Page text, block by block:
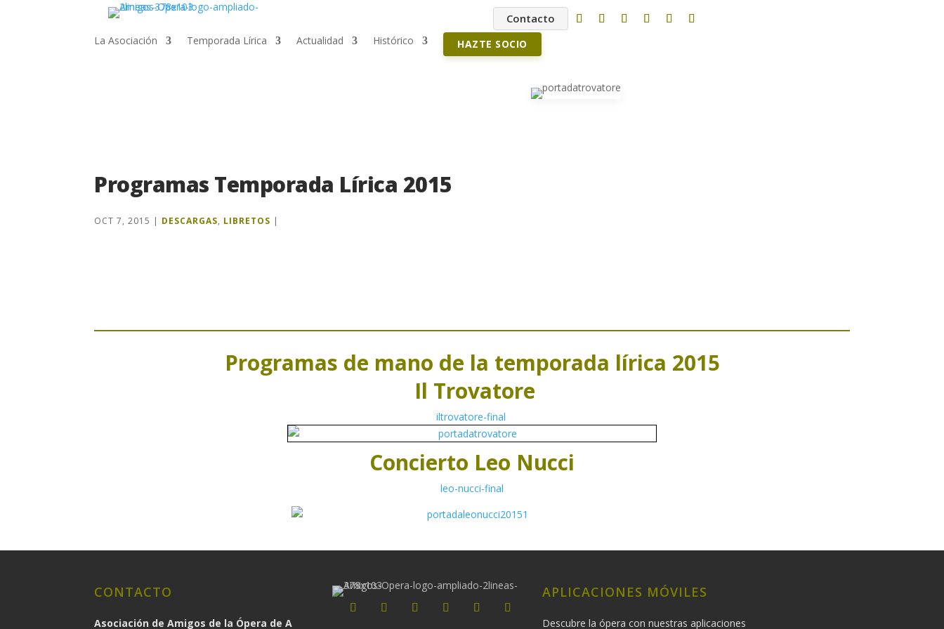
Contacto
La Asociación Temporada Lírica Actualidad Histórico HAZTE SOCIO
Programas Temporada Lírica 2015
OCT 7, 2015 | DESCARGAS, LIBRETOS |
Programas de mano de la temporada lírica 2015
Il Trovatore
iltrovatore-final
Concierto Leo Nucci
leo-nucci-final
CONTACTO
Asociación de Amigos de la Ópera de A
APLICACIONES MÓVILES
Descubre la ópera con nuestras aplicaciones